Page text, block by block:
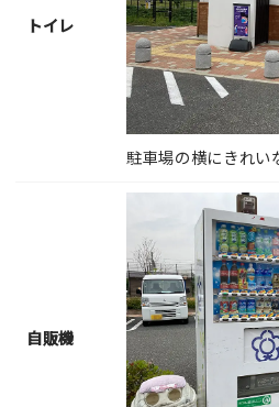
トイレ
駐車場の横にきれい
自販機